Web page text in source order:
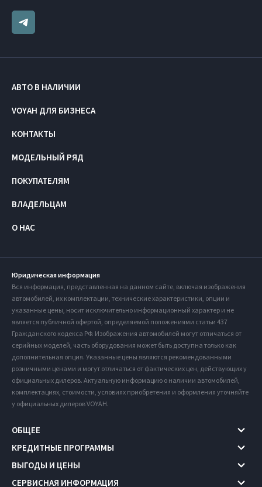
АВТО В НАЛИЧИИ
VOYAH ДЛЯ БИЗНЕСА
КОНТАКТЫ
МОДЕЛЬНЫЙ РЯД
ПОКУПАТЕЛЯМ
ВЛАДЕЛЬЦАМ
О НАС
Юридическая информация
Вся информация, представленная на данном сайте, включая изображения
автомобилей, их комплектации, технические характеристики, опции и
указанные цены, носит исключительно информационный характер и не
является публичной офертой, определяемой положениями статьи 437
Гражданского кодекса РФ. Изображения автомобилей могут отличаться от
серийных моделей, часть оборудования может быть доступна только как
дополнительная опция. Указанные цены являются рекомендованными
розничными ценами и могут отличаться от фактических цен, действующих у
официальных дилеров. Актуальную информацию о наличии автомобилей,
комплектациях, стоимости, условиях приобретения и оформления уточняйте
у официальных дилеров VOYAH.
ОБЩЕЕ
КРЕДИТНЫЕ ПРОГРАММЫ
ВЫГОДЫ И ЦЕНЫ
СЕРВИСНАЯ ИНФОРМАЦИЯ